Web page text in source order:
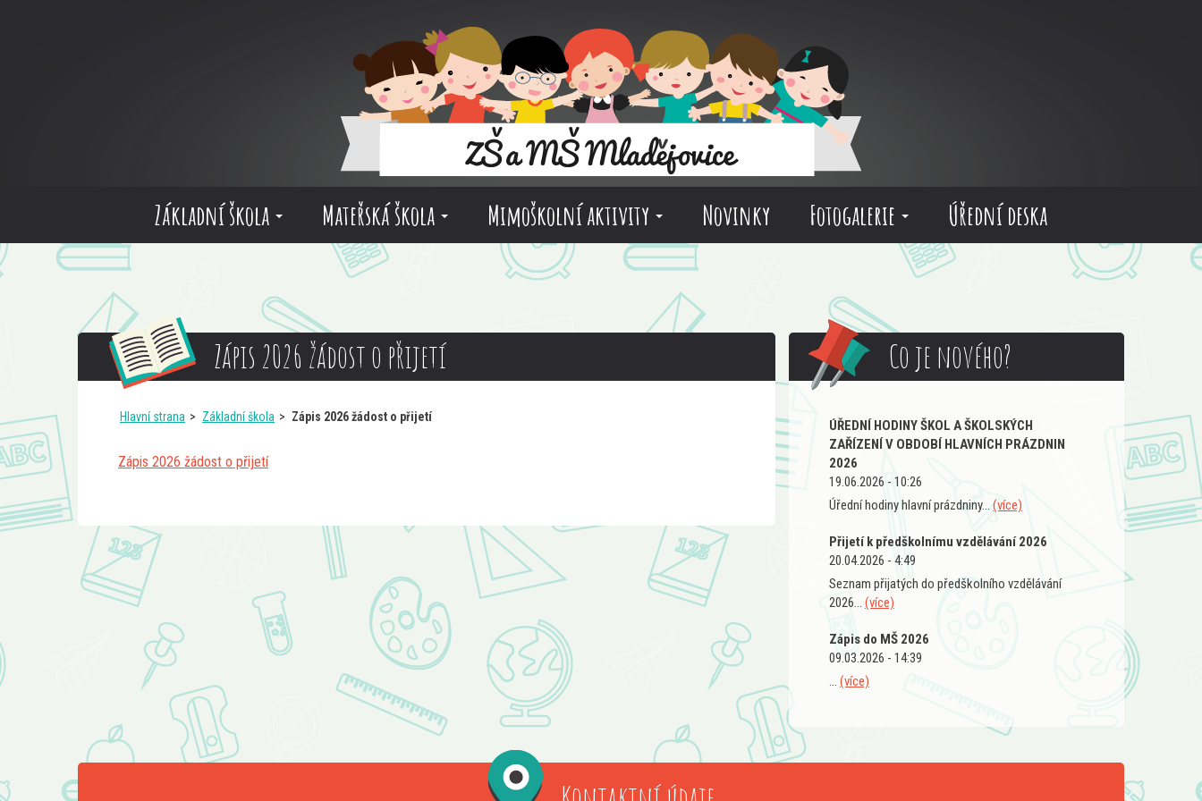
Základní škola Mateřská škola Mimoškolní aktivity Novinky Fotogalerie Úřední deska
Zápis 2026 žádost o přijetí
Hlavní strana Základní škola Zápis 2026 žádost o přijetí
Zápis 2026 žádost o přijetí
Co je nového?
ÚŘEDNÍ HODINY ŠKOL A ŠKOLSKÝCH
ZAŘÍZENÍ V OBDOBÍ HLAVNÍCH PRÁZDNIN
2026
19.06.2026 - 10:26
Úřední hodiny hlavní prázdniny... (více)
Přijetí k předškolnímu vzdělávání 2026
20.04.2026 - 4:49
Seznam přijatých do předškolního vzdělávání
2026... (více)
Zápis do MŠ 2026
09.03.2026 - 14:39
... (více)